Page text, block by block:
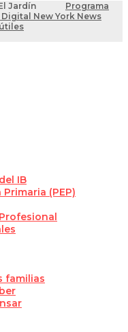
Jardín
Programa
Digital New York News
IB
(PEP)
familias